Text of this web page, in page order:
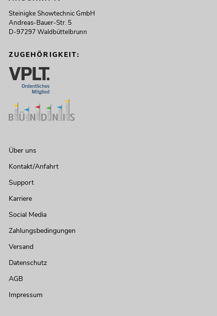
Steinigke Showtechnic GmbH
Andreas-Bauer-Str. 5
D-97297 Waldbüttelbrunn
ZUGEHÖRIGKEIT:
Über uns
Kontakt/Anfahrt
Support
Karriere
Social Media
Zahlungsbedingungen
Versand
Datenschutz
AGB
Impressum